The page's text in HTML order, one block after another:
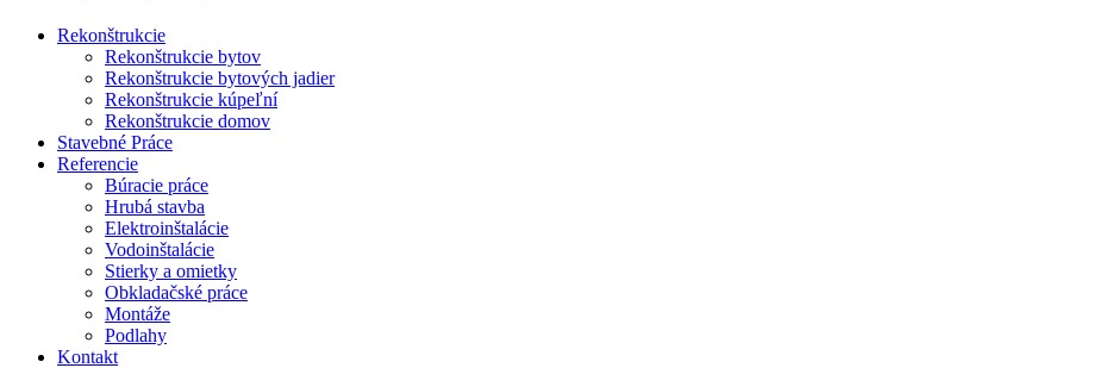
Rekonštrukcie
Rekonštrukcie bytov
Rekonštrukcie bytových jadier
Rekonštrukcie kúpeľní
Rekonštrukcie domov
Stavebné Práce
Referencie
Búracie práce
Hrubá stavba
Elektroinštalácie
Vodoinštalácie
Stierky a omietky
Obkladačské práce
Montáže
Podlahy
Kontakt